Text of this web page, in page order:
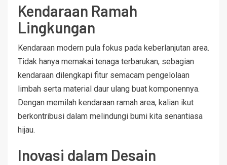
Kendaraan Ramah
Lingkungan
Kendaraan modern pula fokus pada keberlanjutan area.
Tidak hanya memakai tenaga terbarukan, sebagian
kendaraan dilengkapi fitur semacam pengelolaan
limbah serta material daur ulang buat komponennya.
Dengan memilah kendaraan ramah area, kalian ikut
berkontribusi dalam melindungi bumi kita senantiasa
hijau.
Inovasi dalam Desain